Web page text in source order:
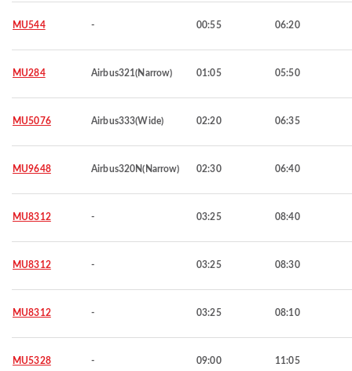
MU544 - 00:55 06:20
MU284 Airbus321(Narrow) 01:05 05:50
MU5076 Airbus333(Wide) 02:20 06:35
MU9648 Airbus320N(Narrow) 02:30 06:40
MU8312 - 03:25 08:40
MU8312 - 03:25 08:30
MU8312 - 03:25 08:10
MU5328 - 09:00 11:05